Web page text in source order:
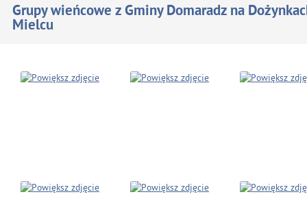
Grupy wieńcowe z Gminy Domaradz na
Mielcu